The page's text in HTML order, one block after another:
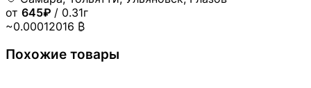
от 645₽ / 0.31г
~0.00012016 ₿
Похожие товары